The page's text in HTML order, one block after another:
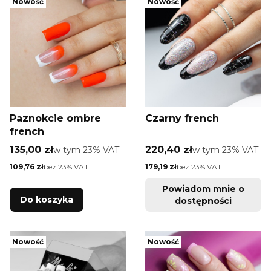
Paznokcie ombre
french
Cena brutto
135,00 złw tym %s VAT
w tym 23% VAT
Cena netto
109,76 złbez 23% VAT
Do koszyka
Czarny french
Cena brutto
220,40 złw tym %s VAT
w tym 23% VAT
Cena netto
179,19 złbez 23% VAT
Powiadom mnie o
dostępności
Nowość Nowość